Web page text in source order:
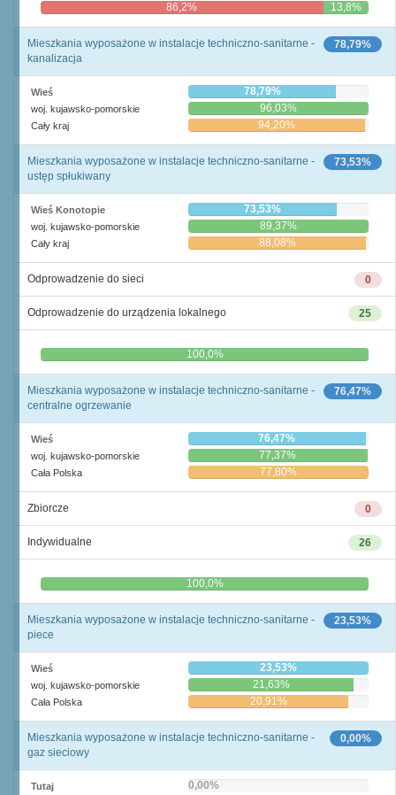
86,2% 13,8%
78,79%
Mieszkania wyposażone w instalacje techniczno-sanitarne -
kanalizacja
Wieś 78,79%
woj. kujawsko-pomorskie 96,03%
Cały kraj 94,20%
73,53%
Mieszkania wyposażone w instalacje techniczno-sanitarne -
ustęp spłukiwany
Wieś Konotopie 73,53%
woj. kujawsko-pomorskie 89,37%
Cały kraj 88,08%
0
Odprowadzenie do sieci
25
Odprowadzenie do urządzenia lokalnego
0,0% 100,0%
76,47%
Mieszkania wyposażone w instalacje techniczno-sanitarne -
centralne ogrzewanie
Wieś 76,47%
woj. kujawsko-pomorskie 77,37%
Cała Polska 77,80%
0
Zbiorcze
26
Indywidualne
0,0% 100,0%
23,53%
Mieszkania wyposażone w instalacje techniczno-sanitarne -
piece
Wieś 23,53%
woj. kujawsko-pomorskie 21,63%
Cała Polska 20,91%
0,00%
Mieszkania wyposażone w instalacje techniczno-sanitarne -
gaz sieciowy
Tutaj 0,00%